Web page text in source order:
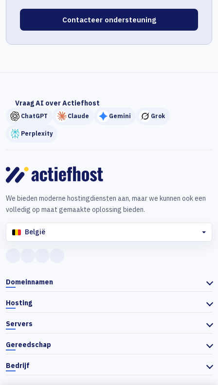
Contacteer ondersteuning
Vraag AI over Actiefhost
ChatGPT Claude Gemini Grok
Perplexity
We bieden moderne hostingdiensten aan, maar we kunnen ook een
volledig op maat gemaakte oplossing bieden.
België
Domeinnamen
Hosting
Servers
Gereedschap
Bedrijf